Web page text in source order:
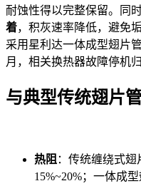
耐蚀性得以完整保留。同时
着，积灰速率降低，避免
采用星利达一体成型翅片
月，相关换热器故障停机归
与典型传统翅片
热阻 ：传统缠绕式
15%~20%；一体成